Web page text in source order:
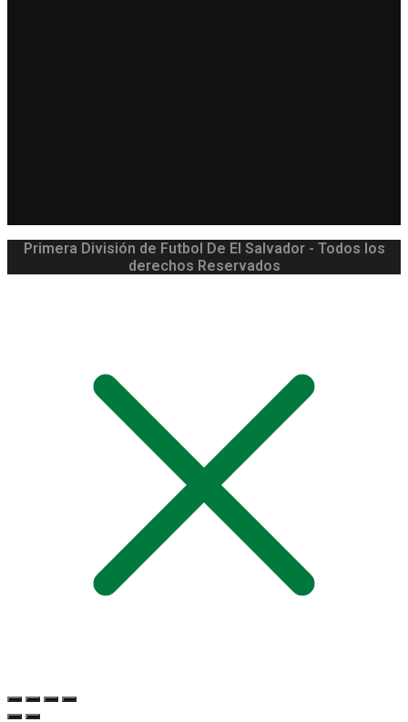
Primera División de Futbol De El Salvador - Todos los
derechos Reservados